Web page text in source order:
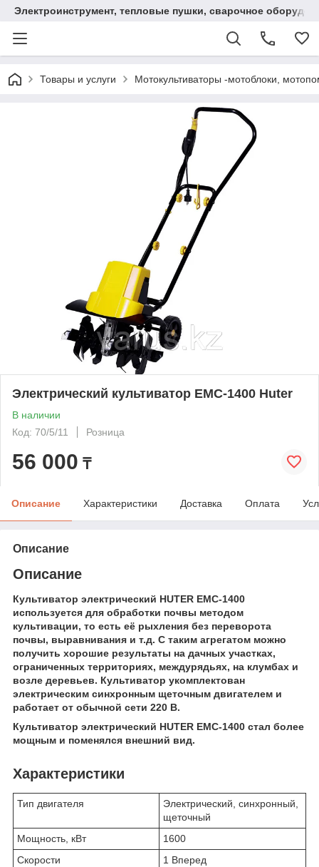
Электроинструмент, тепловые пушки, сварочное
Товары и услуги Мотокультиваторы -мотоблоки,
Электрический культиватор EMC-1400 Huter
В наличии
Код: 70/5/11
Розница
56 000 ₸
Описание Характеристики Доставка Оплата
Описание
Описание
Культиватор электрический HUTER EMC-1400
используется для обработки почвы методом
культивации, то есть её рыхления без переворота
почвы, выравнивания и т.д. С таким агрегатом можно
получить хорошие результаты на дачных участках,
ограниченных территориях, междурядьях, на клумбах и
возле деревьев. Культиватор укомплектован
электрическим синхронным щеточным двигателем и
работает от обычной сети 220 В.
Культиватор электрический HUTER EMC-1400 стал более
мощным и поменялся внешний вид.
Характеристики
Тип двигателя
Электрический, синхронный,
щеточный
Мощность, кВт
1600
Скорости
1 Вперед